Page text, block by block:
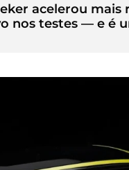
acelerou mais
nos testes — e é